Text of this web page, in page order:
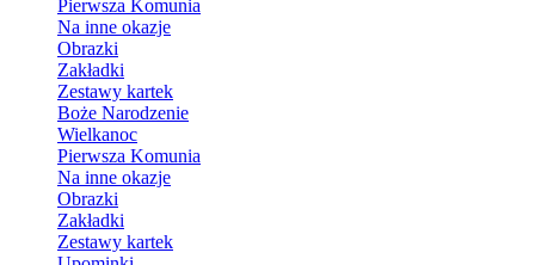
Pierwsza Komunia
Na inne okazje
Obrazki
Zakładki
Zestawy kartek
Boże Narodzenie
Wielkanoc
Pierwsza Komunia
Na inne okazje
Obrazki
Zakładki
Zestawy kartek